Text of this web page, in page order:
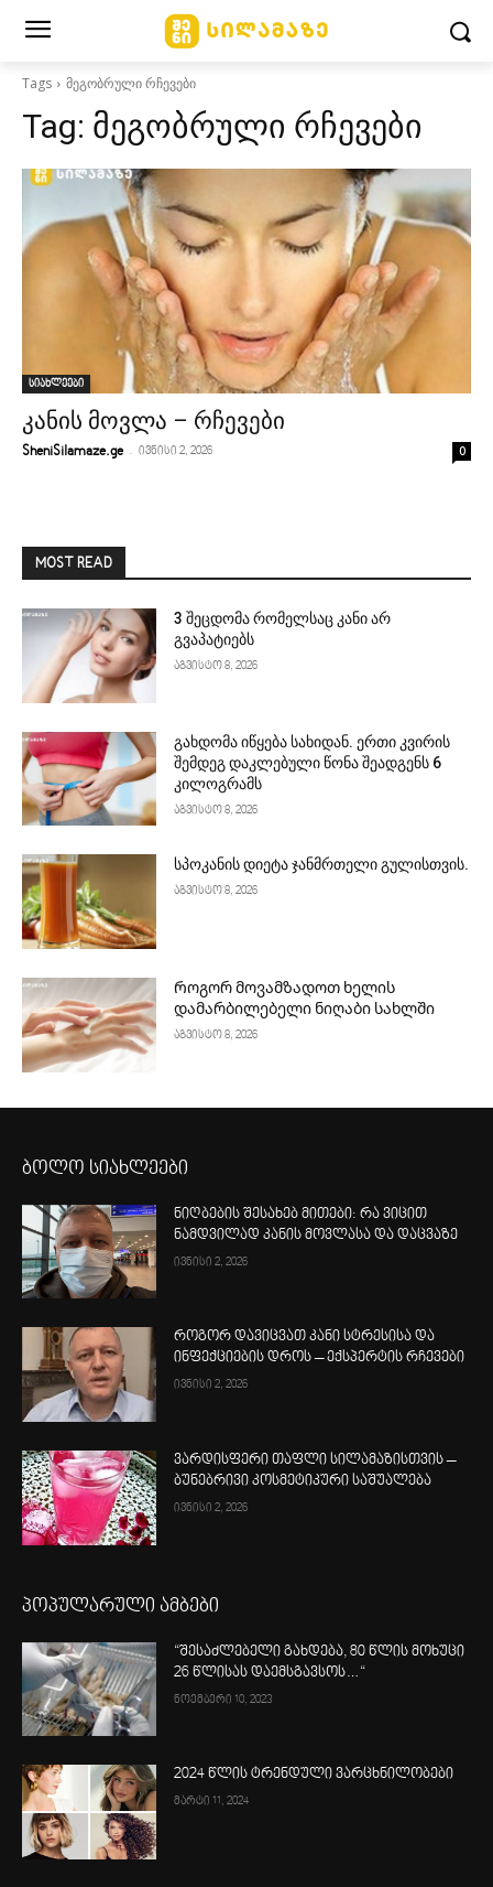
Tags მეგობრული რჩევები
Tag: მეგობრული რჩევები
სიახლეები
კანის მოვლა – რჩევები
SheniSilamaze.ge - ივნისი 2, 2026 0
MOST READ
3 შეცდომა რომელსაც კანი არ
გვაპატიებს
აგვისტო 8, 2026
გახდომა იწყება სახიდან. ერთი კვირის
შემდეგ დაკლებული წონა შეადგენს 6
კილოგრამს
აგვისტო 8, 2026
სპოკანის დიეტა ჯანმრთელი გულისთვის.
აგვისტო 8, 2026
Როგორ მოვამზადოთ ხელის
დამარბილებელი ნიღაბი სახლში
აგვისტო 8, 2026
ბოლო სიახლეები
ნიღბების შესახებ მითები: რა ვიცით
ნამდვილად კანის მოვლასა და დაცვაზე
ივნისი 2, 2026
როგორ დავიცვათ კანი სტრესისა და
ინფექციების დროს – ექსპერტის რჩევები
ივნისი 2, 2026
ვარდისფერი თაფლი სილამაზისთვის –
ბუნებრივი კოსმეტიკური საშუალება
ივნისი 2, 2026
პოპულარული ამბები
“შესაძლებელი გახდება, 80 წლის მოხუცი
26 წლისას დაემსგავსოს…“
ნოემბერი 10, 2023
2024 წლის ტრენდული ვარცხნილობები
მარტი 11, 2024